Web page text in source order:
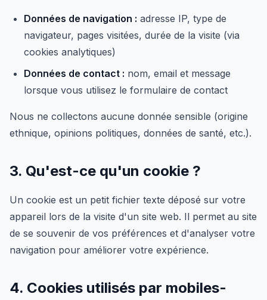
Données de navigation : adresse IP, type de
navigateur, pages visitées, durée de la visite (via
cookies analytiques)
Données de contact : nom, email et message
lorsque vous utilisez le formulaire de contact
Nous ne collectons aucune donnée sensible (origine
ethnique, opinions politiques, données de santé, etc.).
3. Qu'est-ce qu'un cookie ?
Un cookie est un petit fichier texte déposé sur votre
appareil lors de la visite d'un site web. Il permet au site
de se souvenir de vos préférences et d'analyser votre
navigation pour améliorer votre expérience.
4. Cookies utilisés par mobiles-